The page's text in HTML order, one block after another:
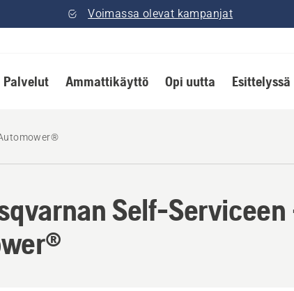
Voimassa olevat kampanjat
Palvelut Ammattikäyttö Opi uutta Esittelyssä
Self-Serviceen